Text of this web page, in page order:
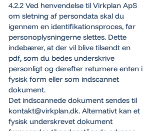
4.2.2 Ved henvendelse til Virkplan ApS
om sletning af persondata skal du
igennem en identifikationsproces, før
personoplysningerne slettes. Dette
indebærer, at der vil blive tilsendt en
pdf, som du bedes underskrive
personligt og derefter returnere enten i
fysisk form eller som indscannet
dokument.
Det indscannede dokument sendes til
kontakt@virkplan.dk. Alternativt kan et
fysisk underskrevet dokument